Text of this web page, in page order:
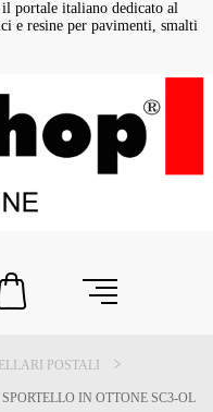
portale italiano dedicato al
e resine per pavimenti, smalti
POSTALI
SPORTELLO IN OTTONE SC3-OL